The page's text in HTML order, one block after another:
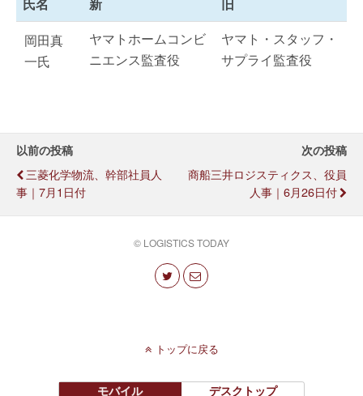
岡田真
一氏
ヤマトホームコンビ
ニエンス監査役
ヤマト・スタッフ・
サプライ監査役
以前の投稿
三菱化学物流、幹部社員人
事｜7月1日付
次の投稿
商船三井ロジスティクス、役員
人事｜6月26日付
© LOGISTICS TODAY
トップに戻る
モバイル デスクトップ